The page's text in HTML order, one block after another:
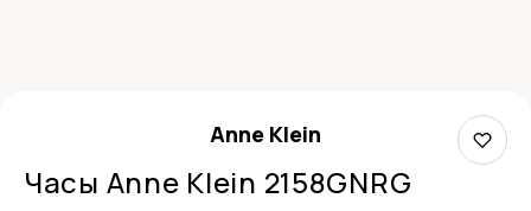
Anne Klein
Часы Anne Klein 2158GNRG